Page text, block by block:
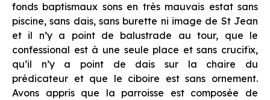
fonds baptismaux sons en très mauvais estat sans
piscine, sans dais, sans burette ni image de St Jean
et il n’y a point de balustrade au tour, que le
confessional est à une seule place et sans crucifix,
qu’il n’y a point de dais sur la chaire du
prédicateur et que le ciboire est sans ornement.
Avons appris que la parroisse est composée de